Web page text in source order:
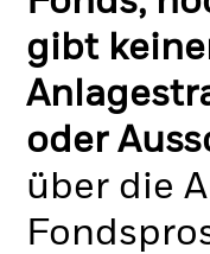
gibt
oder
über die